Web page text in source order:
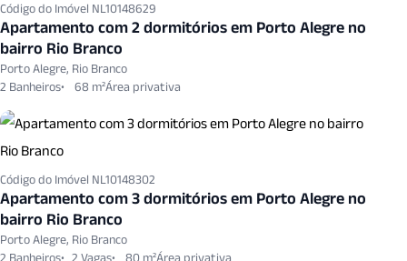
Código do Imóvel NL10148629
Apartamento com 2 dormitórios em Porto Alegre no
bairro Rio Branco
Porto Alegre, Rio Branco
2 Banheiros
68 m²
Código do Imóvel NL10148302
Apartamento com 3 dormitórios em Porto Alegre no
bairro Rio Branco
Porto Alegre, Rio Branco
2 Banheiros
2 Vagas 80 m²